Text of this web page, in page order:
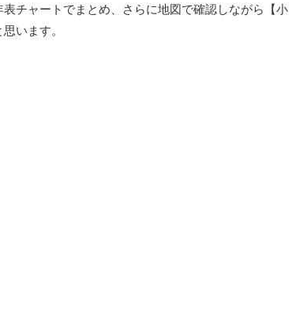
チャートでまとめ、さらに地図で確認しながら【小
います。